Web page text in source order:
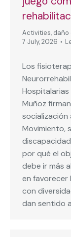
Activities, daño
7 July, 2026
Los
Muñoz
socialización
Movimiento,
por qué el
debe ir más
en favorecer
con
dan sentido